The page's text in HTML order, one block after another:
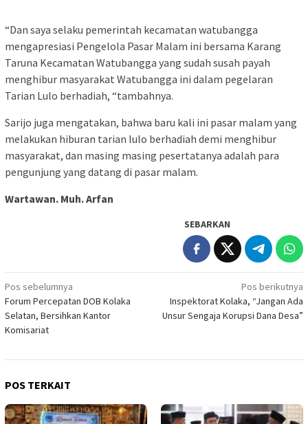
“Dan saya selaku pemerintah kecamatan watubangga
mengapresiasi Pengelola Pasar Malam ini bersama Karang
Taruna Kecamatan Watubangga yang sudah susah payah
menghibur masyarakat Watubangga ini dalam pegelaran
Tarian Lulo berhadiah, “tambahnya.
Sarijo juga mengatakan, bahwa baru kali ini pasar malam yang
melakukan hiburan tarian lulo berhadiah demi menghibur
masyarakat, dan masing masing pesertatanya adalah para
pengunjung yang datang di pasar malam.
Wartawan. Muh. Arfan
SEBARKAN
Navigasi
pos
Pos sebelumnya
Forum Percepatan DOB Kolaka
Selatan, Bersihkan Kantor
Komisariat
Pos berikutnya
Inspektorat Kolaka, “Jangan Ada
Unsur Sengaja Korupsi Dana Desa”
POS TERKAIT